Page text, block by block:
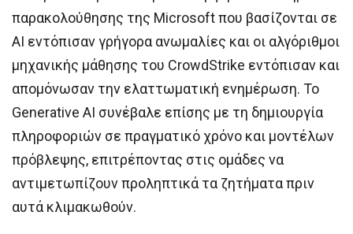
παρακολούθησης της Microsoft που βασίζονται σε
AI εντόπισαν γρήγορα ανωμαλίες και οι αλγόριθμοι
μηχανικής μάθησης του CrowdStrike εντόπισαν και
απομόνωσαν την ελαττωματική ενημέρωση. Το
Generative AI συνέβαλε επίσης με τη δημιουργία
πληροφοριών σε πραγματικό χρόνο και μοντέλων
πρόβλεψης, επιτρέποντας στις ομάδες να
αντιμετωπίζουν προληπτικά τα ζητήματα πριν
αυτά κλιμακωθούν.